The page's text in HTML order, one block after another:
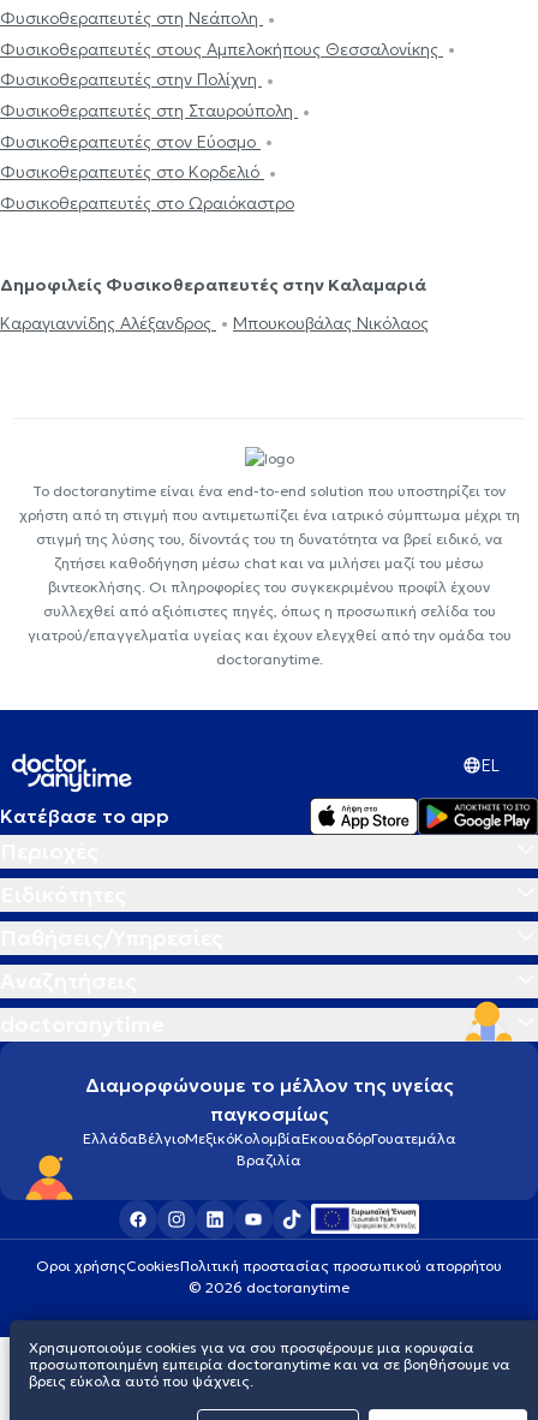
Φυσικοθεραπευτές στη Νεάπολη
Φυσικοθεραπευτές στους Αμπελοκήπους Θεσσαλονίκης
Φυσικοθεραπευτές στην Πολίχνη
Φυσικοθεραπευτές στη Σταυρούπολη
Φυσικοθεραπευτές στον Εύοσμο
Φυσικοθεραπευτές στο Κορδελιό
Φυσικοθεραπευτές στο Ωραιόκαστρο
Δημοφιλείς Φυσικοθεραπευτές στην Καλαμαριά
Καραγιαννίδης Αλέξανδρος
Μπουκουβάλας Νικόλαος
Το doctoranytime είναι ένα end-to-end solution που υποστηρίζει τον
χρήστη από τη στιγμή που αντιμετωπίζει ένα ιατρικό σύμπτωμα μέχρι τη
στιγμή της λύσης του, δίνοντάς του τη δυνατότητα να βρεί ειδικό, να
ζητήσει καθοδήγηση μέσω chat και να μιλήσει μαζί του μέσω
βιντεοκλήσης. Οι πληροφορίες του συγκεκριμένου προφίλ έχουν
συλλεχθεί από αξιόπιστες πηγές, όπως η προσωπική σελίδα του
γιατρού/επαγγελματία υγείας και έχουν ελεγχθεί από την ομάδα του
doctoranytime.
EL
Κατέβασε το app
Διαμορφώνουμε το μέλλον της υγείας
παγκοσμίως
ΕλλάδαΒέλγιοΜεξικόΚολομβίαΕκουαδόρΓουατεμάλα
Βραζιλία
Οροι χρήσηςCookiesΠολιτική προστασίας προσωπικού απορρήτου
© 2026 doctoranytime
Χρησιμοποιούμε cookies για να σου προσφέρουμε μια κορυφαία
προσωποποιημένη εμπειρία doctoranytime και να σε βοηθήσουμε να
βρεις εύκολα αυτό που ψάχνεις.